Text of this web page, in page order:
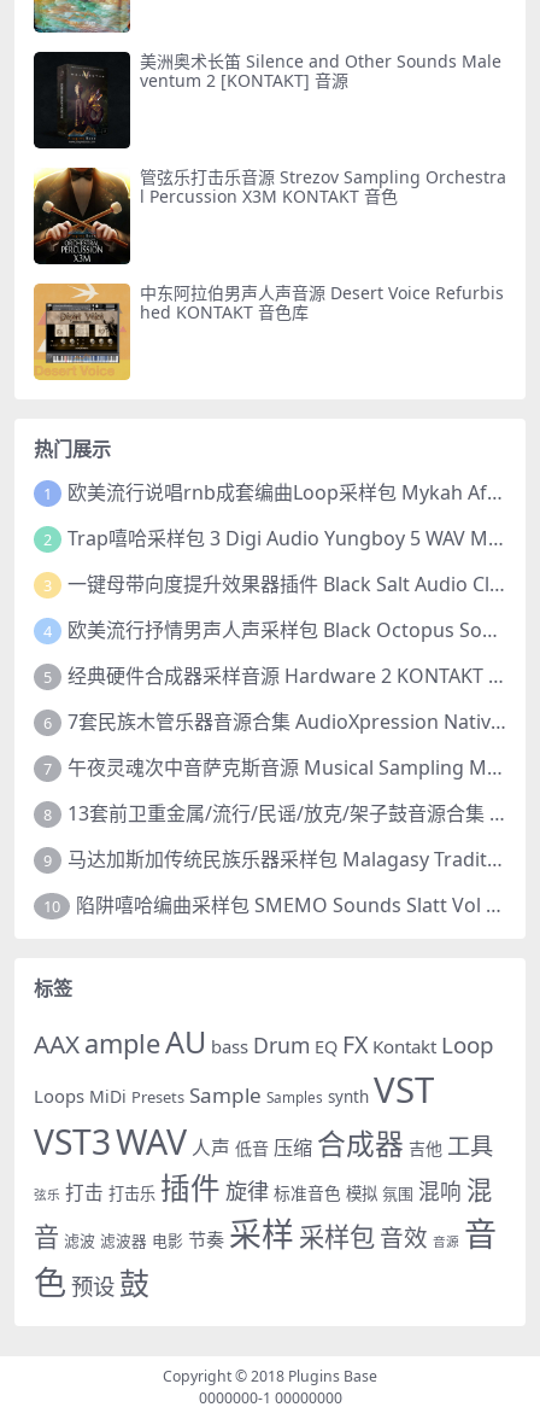
美洲奥术长笛 Silence and Other Sounds Male
ventum 2 [KONTAKT] 音源
管弦乐打击乐音源 Strezov Sampling Orchestra
l Percussion X3M KONTAKT 音色
中东阿拉伯男声人声音源 Desert Voice Refurbis
hed KONTAKT 音色库
热门展示
1 欧美流行说唱rnb成套编曲Loop采样包 Mykah Afrobashment Vol.1 Afroswing WAV
2 Trap嘻哈采样包 3 Digi Audio Yungboy 5 WAV MiDi 音色
3 一键母带向度提升效果器插件 Black Salt Audio Clipper v1.1.0 [WiN+MAC]
4 欧美流行抒情男声人声采样包 Black Octopus Sound Heartbroken Vocals By Robbie Hutton WAV 音色
5 经典硬件合成器采样音源 Hardware 2 KONTAKT 非标准音色库
6 7套民族木管乐器音源合集 AudioXpression Native Winds Complete KONTAKT 迪吉里杜管/美洲长笛/奎纳笛/卡瓦尔笛/尺八/皮法诺笛/排箫
7 午夜灵魂次中音萨克斯音源 Musical Sampling Midnight Tenor Sax KONTAKT 音色库
8 13套前卫重金属/流行/民谣/放克/架子鼓音源合集 MixWave Bundle KONTAKT 标准音色库
9 马达加斯加传统民族乐器采样包 Malagasy Traditional Instruments With Tsanta Randri WAV 音色
10 陷阱嘻哈编曲采样包 SMEMO Sounds Slatt Vol 4 Trap Beats WAV MiDi 音色
标签
AAXampleAU bass Drum EQ FX Kontakt Loop
Loops MiDi Presets Sample Samples synth VST
VST3WAV 人声 低音 压缩 合成器 吉他 工具
弦乐 打击 打击乐 插件 旋律 标准音色 模拟 氛围 混响 混
音 滤波 滤波器 电影 节奏 采样 采样包音效 音源 音
色 预设 鼓
Copyright © 2018 Plugins Base
0000000-1 00000000